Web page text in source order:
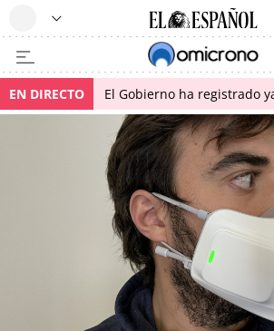
EN DIRECTO El Gobierno ha registrado